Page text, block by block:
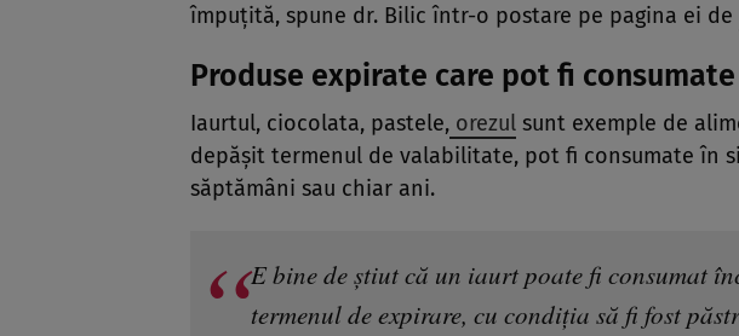
împuțită, spune dr. Bilic într-o postare pe pagina ei de
Produse expirate care pot fi
Iaurtul, ciocolata, pastele, orezul sunt exemple de
depășit termenul de valabilitate, pot fi consumate în
săptămâni sau chiar ani.
E bine de știut că un iaurt poate fi consumat
termenul de expirare, cu condiția să fi fost